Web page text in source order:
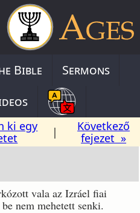
Bible
Sermons
ki egy
|
Következő
fejezet »
vala az Izráel fiai
nem mehetett senki.